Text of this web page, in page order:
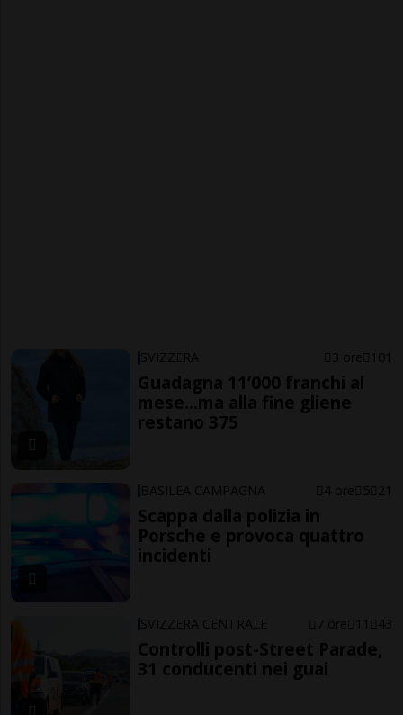
SVIZZERA 3 ore 101
Guadagna 11’000 franchi al
mese...ma alla fine gliene
restano 375
BASILEA CAMPAGNA 4 ore 5 21
Scappa dalla polizia in
Porsche e provoca quattro
incidenti
SVIZZERA CENTRALE 7 ore 11 43
Controlli post-Street Parade,
31 conducenti nei guai